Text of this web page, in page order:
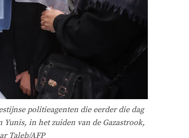
politieagenten die eerder die dag
in het zuiden van de Gazastrook,
Taleb/AFP